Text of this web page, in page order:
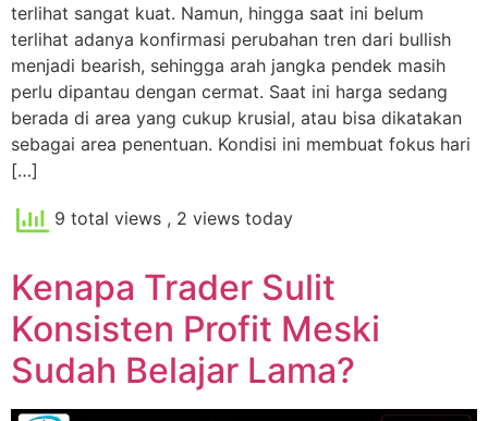
terlihat sangat kuat. Namun, hingga saat ini belum
terlihat adanya konfirmasi perubahan tren dari bullish
menjadi bearish, sehingga arah jangka pendek masih
perlu dipantau dengan cermat. Saat ini harga sedang
berada di area yang cukup krusial, atau bisa dikatakan
sebagai area penentuan. Kondisi ini membuat fokus hari
[…]
9 total views , 2 views today
Kenapa Trader Sulit
Konsisten Profit Meski
Sudah Belajar Lama?